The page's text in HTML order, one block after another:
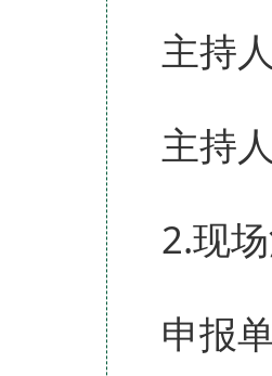
主持
主持
2.现
申报